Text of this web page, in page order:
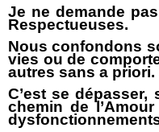
Je ne demande
Respectueuses.
Nous confondons
vies ou de
autres sans a
C’est se
chemin de